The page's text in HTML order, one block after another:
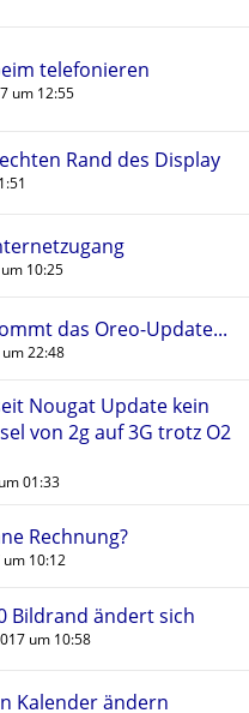
telefonieren
um 12:55
Rand des Display
10:25
das Oreo-Update...
um 22:48
Nougat Update kein
von 2g auf 3G trotz O2
01:33
Rechnung?
10:12
Bildrand ändert sich
um 10:58
Kalender ändern